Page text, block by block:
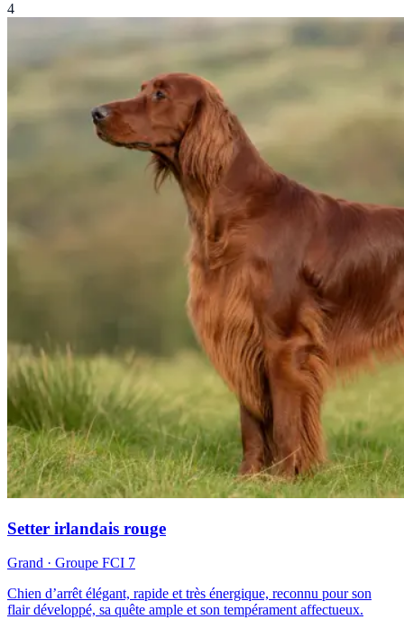
4
Setter irlandais rouge
Grand · Groupe FCI 7
Chien d’arrêt élégant, rapide et très énergique, reconnu pour son
flair développé, sa quête ample et son tempérament affectueux.